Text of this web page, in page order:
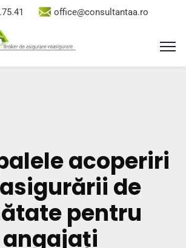
office@consultantaa.ro
acoperiri
de
pentru
angajați